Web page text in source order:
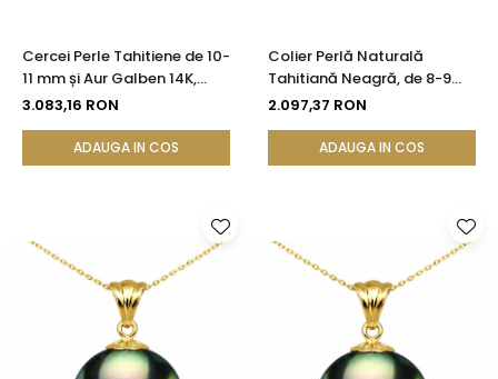
Cercei Perle Tahitiene de 10-
11 mm și Aur Galben 14K,
Forma Rotundă |
3.083,16 RON
ADAUGA IN COS
Colier Perlă Naturală
Tahitiană Neagră, de 8-9
mm, AAA, Aur Galben 14K cu
2.097,37 RON
ADAUGA IN COS